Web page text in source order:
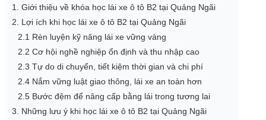
1. Giới thiệu về khóa học lái xe ô tô B2 tại Quảng Ngãi
2. Lợi ích khi học lái xe ô tô B2 tại Quảng Ngãi
2.1 Rèn luyện kỹ năng lái xe vững vàng
2.2 Cơ hội nghề nghiệp ổn định và thu nhập cao
2.3 Tự do di chuyển, tiết kiệm thời gian và chi phí
2.4 Nắm vững luật giao thông, lái xe an toàn hơn
2.5 Bước đệm để nâng cấp bằng lái trong tương lai
3. Những lưu ý khi học lái xe ô tô B2 tại Quảng Ngãi